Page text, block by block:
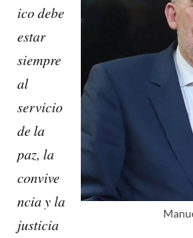
ico debe
estar
siempre
al
servicio
de la
paz, la
convive
ncia y la
justicia